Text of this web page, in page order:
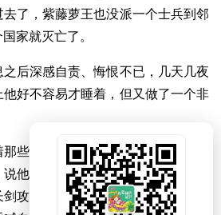
了，紫藤萝王也没派一个士兵到邻
家就灭亡了。
后深感自责、悔恨不已，几天几夜
好不容易才睡着，但又做了一个非
些死去的士兵围在自己床边，每个
他是个言而无信、没有良心的人。
攻击自己，紫藤萝王连忙从床上爬